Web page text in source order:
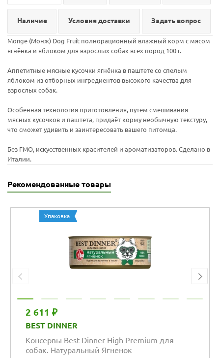
Наличие Условия доставки Задать вопрос
Monge (Монж) Dog Fruit полнорационный влажный корм с мясом
ягнёнка и яблоком для взрослых собак всех пород 100 г.
Аппетитные мясные кусочки ягнёнка в паштете со спелым
яблоком из отборных ингредиентов высокого качества для
взрослых собак.
Особенная технология приготовления, путем смешивания
мясных кусочков и паштета, придаёт корму необычную текстуру,
что сможет удивить и заинтересовать вашего питомца.
Без ГМО, искусственных красителей и ароматизаторов. Сделано в
Италии.
Рекомендованные товары
Упаковка
2 611 ₽
BEST DINNER
Консервы Best Dinner High Premium для
собак. Натуральный Ягненок